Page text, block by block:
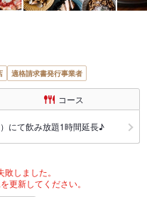
適格請求書発行事業者
コース
にて飲み放題1時間延長♪
しました。
更新してください。